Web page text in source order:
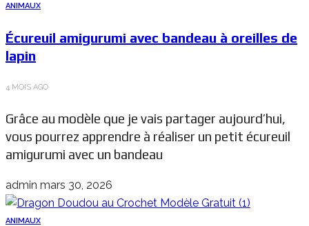
ANIMAUX
Écureuil amigurumi avec bandeau à oreilles de
lapin
4 MOIS AGO
Grâce au modèle que je vais partager aujourd’hui,
vous pourrez apprendre à réaliser un petit écureuil
amigurumi avec un bandeau
admin mars 30, 2026
ANIMAUX